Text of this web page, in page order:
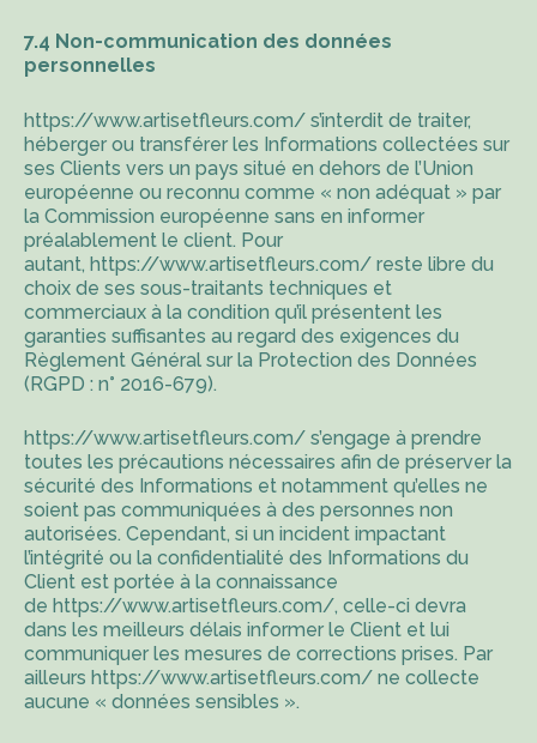
7.4 Non-communication des données
personnelles
https://www.artisetfleurs.com/ s’interdit de traiter,
héberger ou transférer les Informations collectées sur
ses Clients vers un pays situé en dehors de l’Union
européenne ou reconnu comme « non adéquat » par
la Commission européenne sans en informer
préalablement le client. Pour
autant, https://www.artisetfleurs.com/ reste libre du
choix de ses sous-traitants techniques et
commerciaux à la condition qu’il présentent les
garanties suffisantes au regard des exigences du
Règlement Général sur la Protection des Données
(RGPD : n° 2016-679).
https://www.artisetfleurs.com/ s’engage à prendre
toutes les précautions nécessaires afin de préserver la
sécurité des Informations et notamment qu’elles ne
soient pas communiquées à des personnes non
autorisées. Cependant, si un incident impactant
l’intégrité ou la confidentialité des Informations du
Client est portée à la connaissance
de https://www.artisetfleurs.com/, celle-ci devra
dans les meilleurs délais informer le Client et lui
communiquer les mesures de corrections prises. Par
ailleurs https://www.artisetfleurs.com/ ne collecte
aucune « données sensibles ».